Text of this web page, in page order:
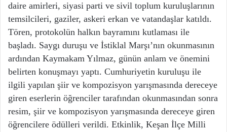
daire amirleri, siyasi parti ve sivil toplum kuruluşlarının
temsilcileri, gaziler, askeri erkan ve vatandaşlar katıldı.
Tören, protokolün halkın bayramını kutlaması ile
başladı. Saygı duruşu ve İstiklal Marşı’nın okunmasının
ardından Kaymakam Yılmaz, günün anlam ve önemini
belirten konuşmayı yaptı. Cumhuriyetin kuruluşu ile
ilgili yapılan şiir ve kompozisyon yarışmasında dereceye
giren eserlerin öğrenciler tarafından okunmasından sonra
resim, şiir ve kompozisyon yarışmasında dereceye giren
öğrencilere ödülleri verildi. Etkinlik, Keşan İlçe Milli